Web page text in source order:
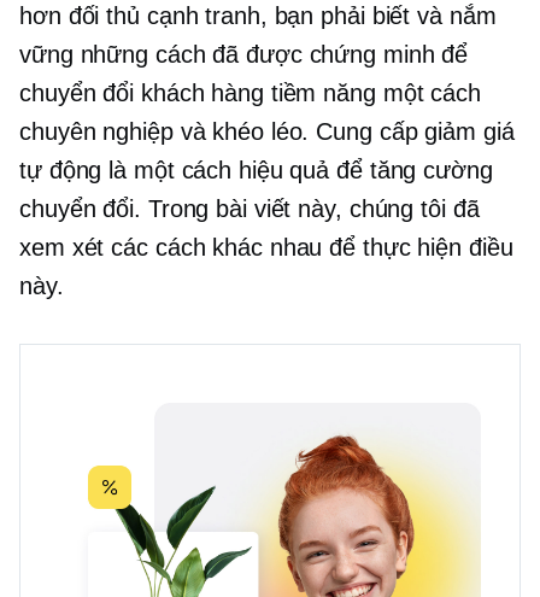
hơn đối thủ cạnh tranh, bạn phải biết và nắm
vững những cách đã được chứng minh để
chuyển đổi khách hàng tiềm năng một cách
chuyên nghiệp và khéo léo. Cung cấp giảm giá
tự động là một cách hiệu quả để tăng cường
chuyển đổi. Trong bài viết này, chúng tôi đã
xem xét các cách khác nhau để thực hiện điều
này.